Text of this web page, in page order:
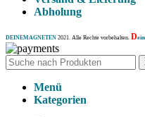
Abholung
DEINEMAGNETEN 2021. Alle Rechte vorbehalten. D
Menü
Kategorien